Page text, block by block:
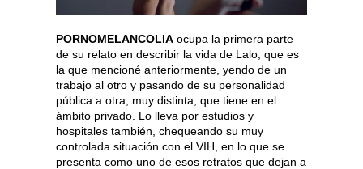
PORNOMELANCOLIA ocupa la primera parte
de su relato en describir la vida de Lalo, que es
la que mencioné anteriormente, yendo de un
trabajo al otro y pasando de su personalidad
pública a otra, muy distinta, que tiene en el
ámbito privado. Lo lleva por estudios y
hospitales también, chequeando su muy
controlada situación con el VIH, en lo que se
presenta como uno de esos retratos que dejan a